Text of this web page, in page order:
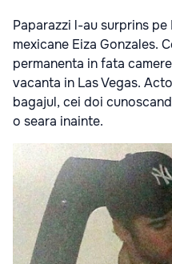
Paparazzi l-au surprins
mexicane Eiza Gonzales.
permanenta in fata
vacanta in Las Vegas.
bagajul, cei doi
o seara inainte.